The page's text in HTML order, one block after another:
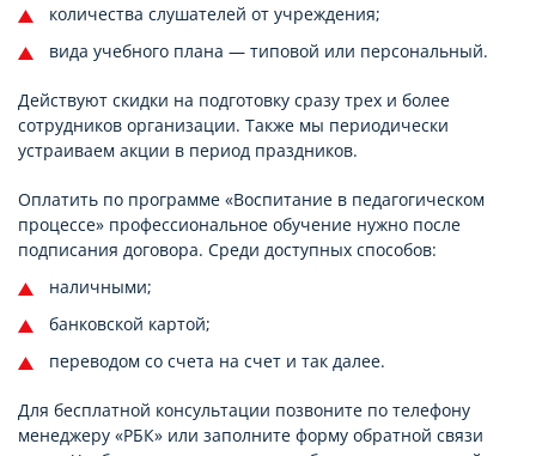
количества слушателей от учреждения;
вида учебного плана — типовой или персональный.
Действуют скидки на подготовку сразу трех и более
сотрудников организации. Также мы периодически
устраиваем акции в период праздников.
Оплатить по программе «Воспитание в педагогическом
процессе» профессиональное обучение нужно после
подписания договора. Среди доступных способов:
наличными;
банковской картой;
переводом со счета на счет и так далее.
Для бесплатной консультации позвоните по телефону
менеджеру «РБК» или заполните форму обратной связи